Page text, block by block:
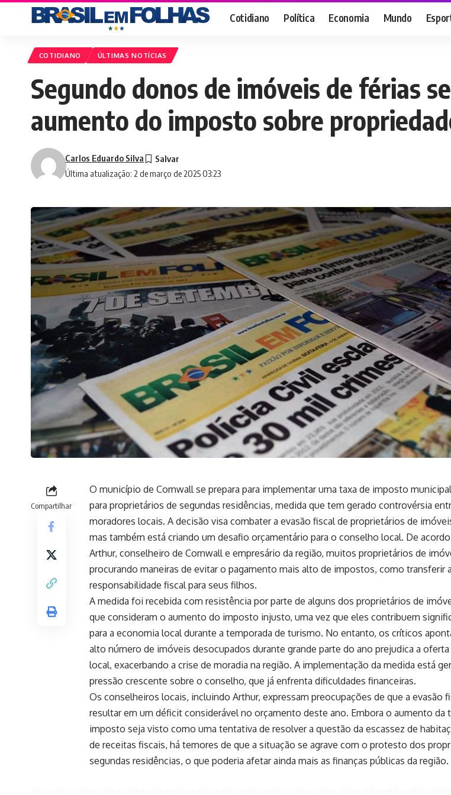
Cotidiano Política Economia Mundo
COTIDIANO ÚLTIMAS NOTÍCIAS
Segundo donos de imóveis de férias
aumento do imposto sobre
Última atualização: 2 de março de 2025 03:23
Carlos Eduardo Silva
Compartilhar
O município de Cornwall se prepara para implementar uma taxa de imposto
para proprietários de segundas residências, medida que tem gerado controvérsia
moradores locais. A decisão visa combater a evasão fiscal de proprietários de
mas também está criando um desafio orçamentário para o conselho local. De
Arthur, conselheiro de Cornwall e empresário da região, muitos proprietários de
procurando maneiras de evitar o pagamento mais alto de impostos, como transferir a
responsabilidade fiscal para seus filhos.
A medida foi recebida com resistência por parte de alguns dos proprietários de
que consideram o aumento do imposto injusto, uma vez que eles contribuem
para a economia local durante a temporada de turismo. No entanto, os críticos
alto número de imóveis desocupados durante grande parte do ano prejudica a
local, exacerbando a crise de moradia na região. A implementação da medida está
pressão crescente sobre o conselho, que já enfrenta dificuldades financeiras.
Os conselheiros locais, incluindo Arthur, expressam preocupações de que a evasão
resultar em um déficit considerável no orçamento deste ano. Embora o aumento da
imposto seja visto como uma tentativa de resolver a questão da escassez de
de receitas fiscais, há temores de que a situação se agrave com o protesto dos
segundas residências, o que poderia afetar ainda mais as finanças públicas da região.